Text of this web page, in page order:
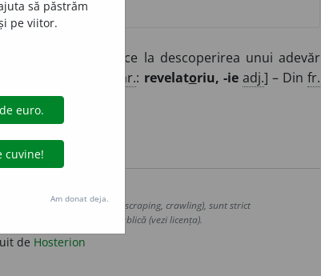
descoperă sau duce la descoperirea unui adevăr
developare. [ Var.: revelatoriu, -ie adj.] – Dinfr.
extragere automată (web scraping, crawling), sunt strict
oficial spre utilizare publică (vezi licența).
de Hosterion
să păstrăm
pe viitor.
Am donat deja.